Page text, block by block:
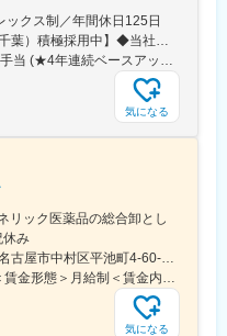
サポートやコンサルティング
いことが特徴です。
販売を通じ、人々の生活を豊
」「国内外への販売網の拡
な取り組みを常に進めていき
ックス制／年間休日125日
【首都圏（東京／埼玉／神奈川／千葉）積極採用中】◆当社が展開する【北海道／関東／首都圏／中部／近畿／九州】の各事業所へご希望を考慮した上で配属となります。【北海道】北海道【関東】栃木／群馬／茨城／長野／山梨／新潟【首都圏】東京／埼玉／神奈川／千葉★積極採用エリア【中部】静岡／愛知／三重／岐阜【近畿】滋賀／兵庫／大阪／京都／奈良／和歌山【九州】福岡／長崎／熊本／大分／宮崎／鹿児島各事業所の詳細については、弊社HPよりご確認ください※「企業情報」→「拠点」よりご確認いただけます。屋内禁煙(※喫煙室あり※禁煙タイムあり※喫煙室での就労はありません)
月給25万円以上＋役割手当＋家族手当 (★4年連続ベースアップ実施！)※時間外手当別途支給※年齢、経験、能力を考慮の上、優遇します
気になる
リック医薬品の総合卸とし
休み
＜勤務地詳細＞本社住所：愛知県名古屋市中村区平池町4-60-12 グローバルゲート27F受動喫煙対策：敷地内喫煙可能場所あり変更の範囲：無
＜予定年収＞350万円～500万円＜賃金形態＞月給制＜賃金内訳＞月額（基本給）：250,000円～357,000円＜月給＞250,000円～357,000円＜昇給有無＞有＜残業手当＞有＜給与補足＞昇給：年１回（３月）賞与：年２回（6月、12月）※経験、スキルに応じて相談のうえ決定いたします※残業手当は別途支給30歳年収：350万円／月給25万円+賞与35歳年収：400万円／月給28.5万円+賞与賃金はあくまでも目安の金額であり、選考を通じて上下する可能性があります。月給(月額)は固定手当を含めた表記です。
気になる